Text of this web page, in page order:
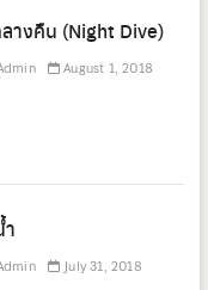
างคืน (Night Dive)
August 1, 2018
July 31, 2018